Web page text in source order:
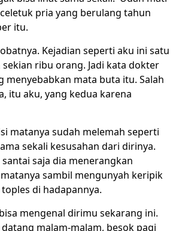
pria yang berulang tahun
itu.
Kejadian seperti aku ini satu
ribu orang. Jadi kata dokter
menyebabkan mata buta itu. Salah
itu aku, yang kedua karena
matanya sudah melemah seperti
sekali kesusahan dari dirinya.
saja dia menerangkan
sambil mengunyah keripik
di hadapannya.
mengenal dirimu sekarang ini.
malam-malam, besok pagi